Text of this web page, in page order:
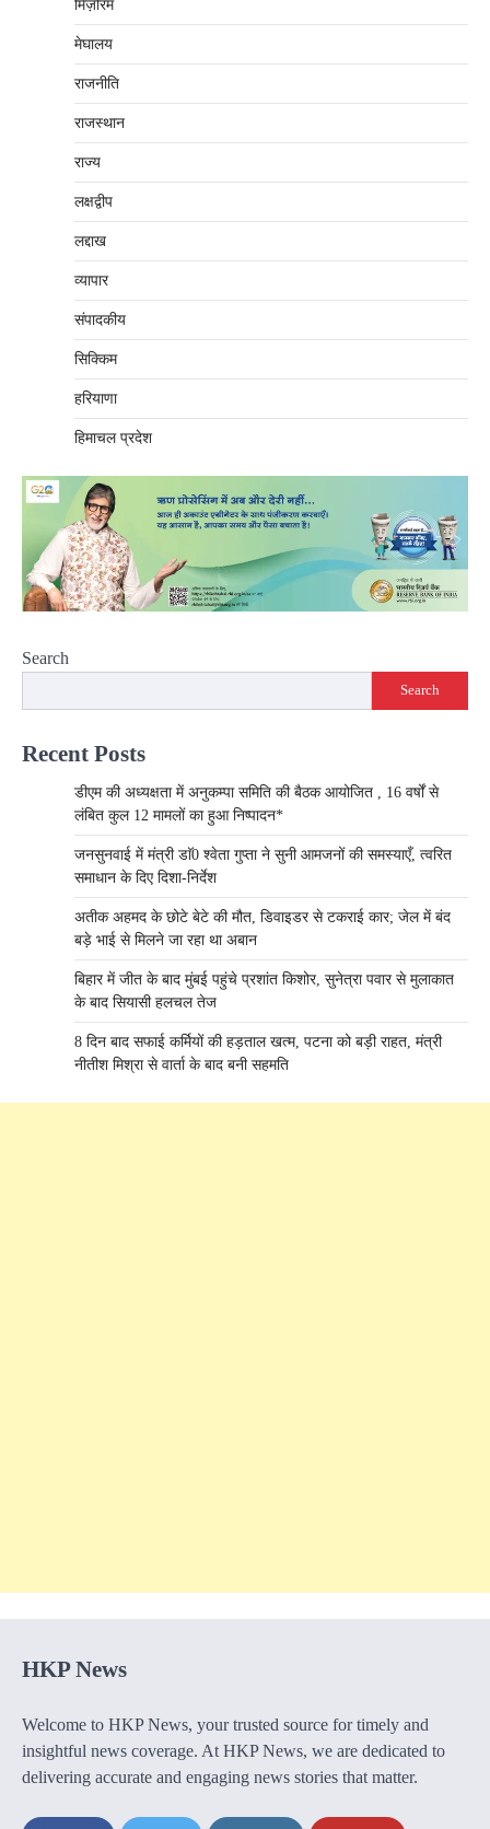
मिज़ोरम
मेघालय
राजनीति
राजस्थान
राज्य
लक्षद्वीप
लद्दाख
व्यापार
संपादकीय
सिक्किम
हरियाणा
हिमाचल प्रदेश
Search
Search
Recent Posts
डीएम की अध्यक्षता में अनुकम्पा समिति की बैठक आयोजित , 16 वर्षों से
लंबित कुल 12 मामलों का हुआ निष्पादन*
जनसुनवाई में मंत्री डाॅ0 श्वेता गुप्ता ने सुनी आमजनों की समस्याएँ, त्वरित
समाधान के दिए दिशा-निर्देश
अतीक अहमद के छोटे बेटे की मौत, डिवाइडर से टकराई कार; जेल में बंद
बड़े भाई से मिलने जा रहा था अबान
बिहार में जीत के बाद मुंबई पहुंचे प्रशांत किशोर, सुनेत्रा पवार से मुलाकात
के बाद सियासी हलचल तेज
8 दिन बाद सफाई कर्मियों की हड़ताल खत्म, पटना को बड़ी राहत, मंत्री
नीतीश मिश्रा से वार्ता के बाद बनी सहमति
HKP News
Welcome to HKP News, your trusted source for timely and
insightful news coverage. At HKP News, we are dedicated to
delivering accurate and engaging news stories that matter.